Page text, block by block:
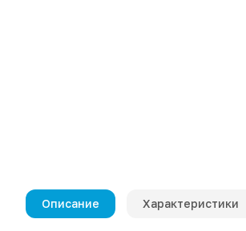
Описание Характеристики